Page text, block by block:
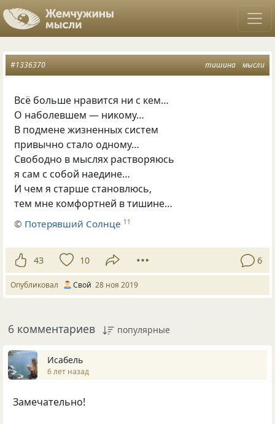
тишина мысли
#1336370
Всё больше нравится ни с кем…
О наболевшем — никому…
В подмене жизненных систем
привычно стало одному…
Свободно в мыслях растворяюсь
я сам с собой наедине…
И чем я старше становлюсь,
тем мне комфортней в тишине…
© Потерявший Солнце 11
43 10 6
Опубликовал Свой 28 ноя 2019
6 комментариев популярные
Исабель
6 лет назад
Замечательно!